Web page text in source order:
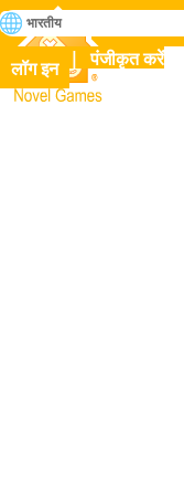
Novel Games
मानव इतिहास में सभी गेम में निपुण होना
खोजे
लॉग इन पंजीकृत करें
भारतीय